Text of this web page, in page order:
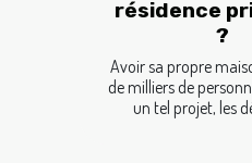
résidence
?
Avoir sa propre
de milliers de
un tel projet, les